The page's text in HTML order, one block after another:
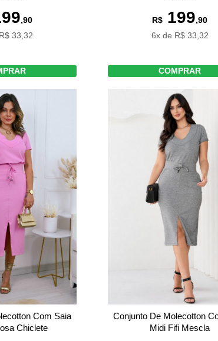
,90
33,32
R$ 199,90
6x de R$ 33,32
COMPRAR
Com Saia
Chiclete
Conjunto De Molecotton
Midi Fifi Mescla